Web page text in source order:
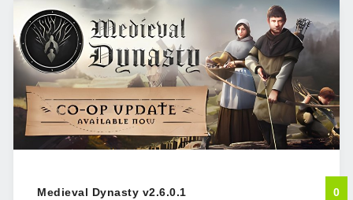
Medieval Dynasty v2.6.0.1 0